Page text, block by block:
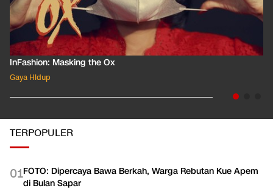
InFashion: Masking the Ox
Gaya Hidup
TERPOPULER
01FOTO: Dipercaya Bawa Berkah, Warga Rebutan Kue Apem
di Bulan Sapar